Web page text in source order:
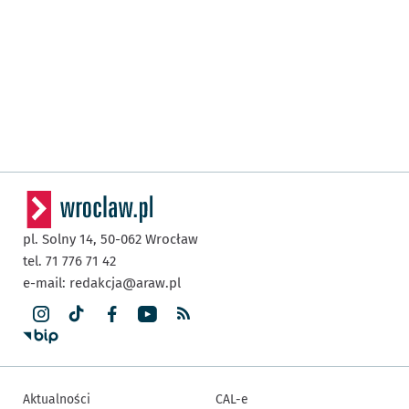
pl. Solny 14, 50-062 Wrocław
tel. 71 776 71 42
e-mail: redakcja@araw.pl
Aktualności CAL-e